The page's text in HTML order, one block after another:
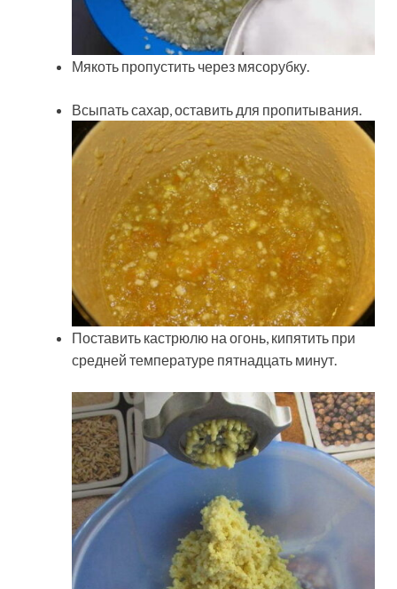
Мякоть пропустить через мясорубку.
Всыпать сахар, оставить для пропитывания.
Поставить кастрюлю на огонь, кипятить при
средней температуре пятнадцать минут.